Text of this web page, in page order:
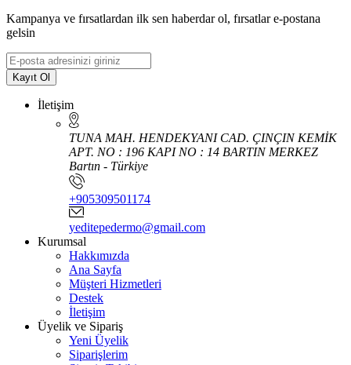
Kampanya ve fırsatlardan ilk sen haberdar ol, fırsatlar e-postana
gelsin
Kayıt Ol
İletişim
TUNA MAH. HENDEKYANI CAD. ÇINÇIN KEMİK
APT. NO : 196 KAPI NO : 14 BARTIN MERKEZ
Bartın - Türkiye
+905309501174
yeditepedermo@gmail.com
Kurumsal
Hakkımızda
Ana Sayfa
Müşteri Hizmetleri
Destek
İletişim
Üyelik ve Sipariş
Yeni Üyelik
Siparişlerim